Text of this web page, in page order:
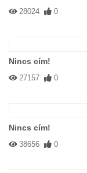
28024 0
Nincs cím!
27157 0
Nincs cím!
38656 0